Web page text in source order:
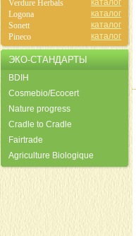
Verdure Herbals
каталог
Logona
каталог
Sonett
каталог
Pineco
каталог
ЭКО-СТАНДАРТЫ
BDIH
Cosmebio/Ecocert
Nature progress
Cradle to Cradle
Fairtrade
Agriculture Biologique